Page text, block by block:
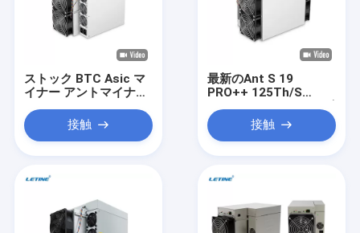
ストック BTC Asic マ
イナー アントマイナー
S19k Pro 120Th/S
SHA-256 ビトシンマイ
ニングマシン
接触
最新のAnt S 19
PRO++ 125Th/S
26J/T Sha-256 アルゴ
リズム BTCマシン
接触